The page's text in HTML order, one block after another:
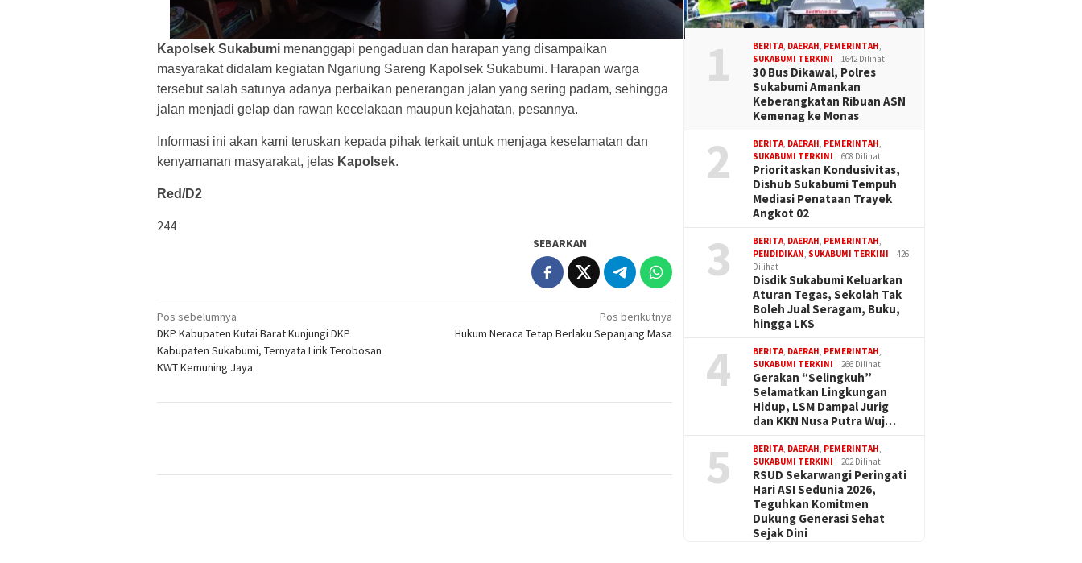
Kapolsek Sukabumi menanggapi pengaduan dan harapan yang disampaikan
masyarakat didalam kegiatan Ngariung Sareng Kapolsek Sukabumi. Harapan warga
tersebut salah satunya adanya perbaikan penerangan jalan yang sering padam, sehingga
jalan menjadi gelap dan rawan kecelakaan maupun kejahatan, pesannya.
Informasi ini akan kami teruskan kepada pihak terkait untuk menjaga keselamatan dan
kenyamanan masyarakat, jelas Kapolsek.
Red/D2
244
SEBARKAN
Navigasi
pos
Pos sebelumnya
DKP Kabupaten Kutai Barat Kunjungi DKP
Kabupaten Sukabumi, Ternyata Lirik Terobosan
KWT Kemuning Jaya
Pos berikutnya
Hukum Neraca Tetap Berlaku Sepanjang Masa
1 BERITA, DAERAH, PEMERINTAH,
SUKABUMI TERKINI
1642 Dilihat
30 Bus Dikawal, Polres
Sukabumi Amankan
Keberangkatan Ribuan ASN
Kemenag ke Monas
2 BERITA, DAERAH, PEMERINTAH,
SUKABUMI TERKINI
608 Dilihat
Prioritaskan Kondusivitas,
Dishub Sukabumi Tempuh
Mediasi Penataan Trayek
Angkot 02
3 BERITA, DAERAH, PEMERINTAH,
PENDIDIKAN, SUKABUMI TERKINI
426
Dilihat
Disdik Sukabumi Keluarkan
Aturan Tegas, Sekolah Tak
Boleh Jual Seragam, Buku,
hingga LKS
4 BERITA, DAERAH, PEMERINTAH,
SUKABUMI TERKINI
266 Dilihat
Gerakan “Selingkuh”
Selamatkan Lingkungan
Hidup, LSM Dampal Jurig
dan KKN Nusa Putra Wuj…
5 BERITA, DAERAH, PEMERINTAH,
SUKABUMI TERKINI
202 Dilihat
RSUD Sekarwangi Peringati
Hari ASI Sedunia 2026,
Teguhkan Komitmen
Dukung Generasi Sehat
Sejak Dini